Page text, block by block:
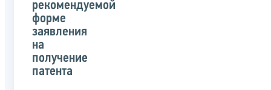
указанного
письма
рекомендуемой
форме
заявления
на
получение
патента